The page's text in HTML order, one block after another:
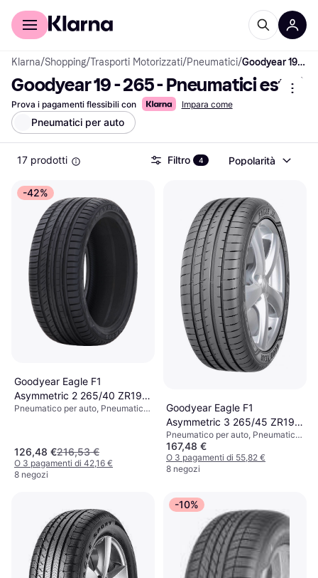
Per il tuo shopping
Klarna/Shopping/Trasporti Motorizzati/Pneumatici/ Goodyear 19 - 265 - Pneumatici estivi
Goodyear 19 - 265 - Pneumatici estivi
Prova i pagamenti flessibili con Impara come
Pneumatici per auto
17 prodotti Filtro 4 Popolarità
-42%
Goodyear Eagle F1
Asymmetric 2 265/40 ZR19
98Y N0
Pneumatico per auto, Pneumatici
126,48 €216,53 €
O 3 pagamenti di 42,16 €
8 negozi
Goodyear Eagle F1
Asymmetric 3 265/45 ZR19
105Y XL Estate
Pneumatico per auto, Pneumatici
estivi, No, Profilo 45 %, Indice di
Velocità Y (300 km/h)
167,48 €
O 3 pagamenti di 55,82 €
8 negozi
-10%